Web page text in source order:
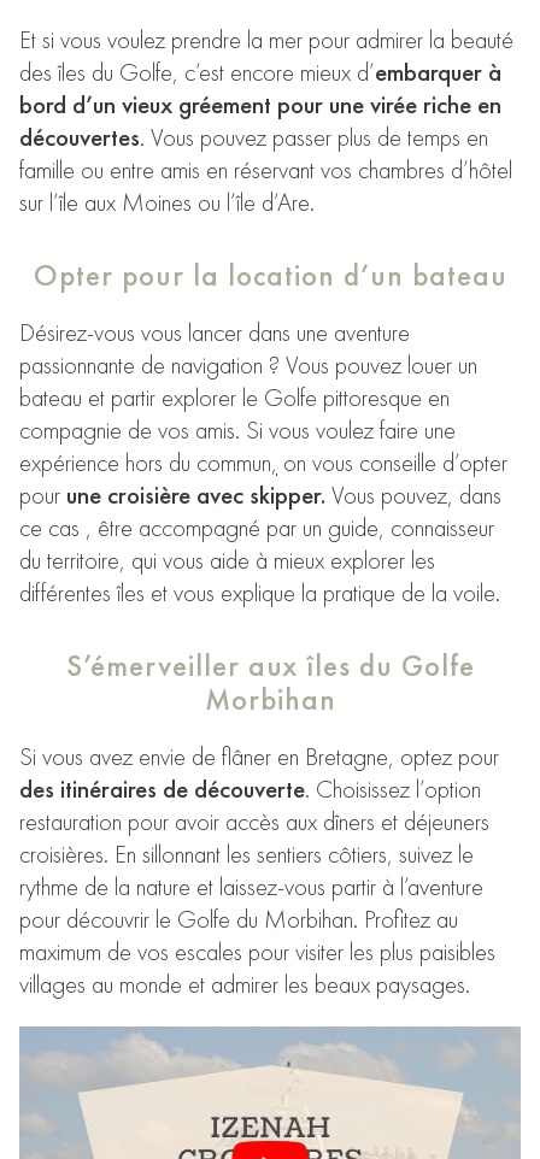
Et si vous voulez prendre la mer pour admirer la beauté
des îles du Golfe, c’est encore mieux d’embarquer à
bord d’un vieux gréement pour une virée riche en
découvertes. Vous pouvez passer plus de temps en
famille ou entre amis en réservant vos chambres d’hôtel
sur l’île aux Moines ou l’île d’Are.
Opter pour la location d’un bateau
Désirez-vous vous lancer dans une aventure
passionnante de navigation ? Vous pouvez louer un
bateau et partir explorer le Golfe pittoresque en
compagnie de vos amis. Si vous voulez faire une
expérience hors du commun, on vous conseille d’opter
pour une croisière avec skipper. Vous pouvez, dans
ce cas , être accompagné par un guide, connaisseur
du territoire, qui vous aide à mieux explorer les
différentes îles et vous explique la pratique de la voile.
S’émerveiller aux îles du Golfe
Morbihan
Si vous avez envie de flâner en Bretagne, optez pour
des itinéraires de découverte. Choisissez l’option
restauration pour avoir accès aux dîners et déjeuners
croisières. En sillonnant les sentiers côtiers, suivez le
rythme de la nature et laissez-vous partir à l’aventure
pour découvrir le Golfe du Morbihan. Profitez au
maximum de vos escales pour visiter les plus paisibles
villages au monde et admirer les beaux paysages.